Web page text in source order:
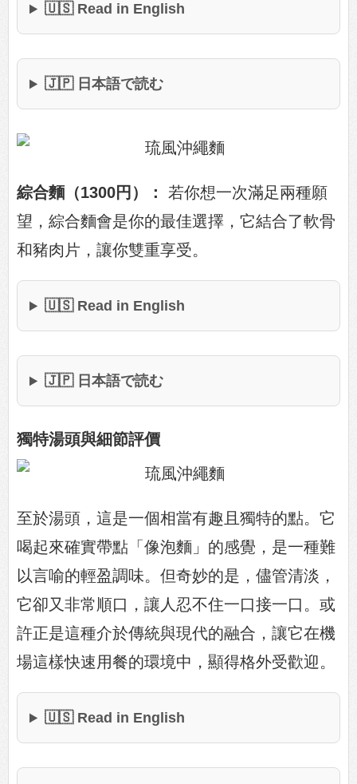
🇺🇸 Read in English
🇯🇵 日本語で読む
綜合麵（1300円）：
若你想一次滿足兩種願
望，綜合麵會是你的最佳選擇，它結合了軟骨
和豬肉片，讓你雙重享受。
🇺🇸 Read in English
🇯🇵 日本語で読む
獨特湯頭與細節評價
至於湯頭，這是一個相當有趣且獨特的點。它
喝起來確實帶點「像泡麵」的感覺，是一種難
以言喻的輕盈調味。但奇妙的是，儘管清淡，
它卻又非常順口，讓人忍不住一口接一口。或
許正是這種介於傳統與現代的融合，讓它在機
場這樣快速用餐的環境中，顯得格外受歡迎。
🇺🇸 Read in English